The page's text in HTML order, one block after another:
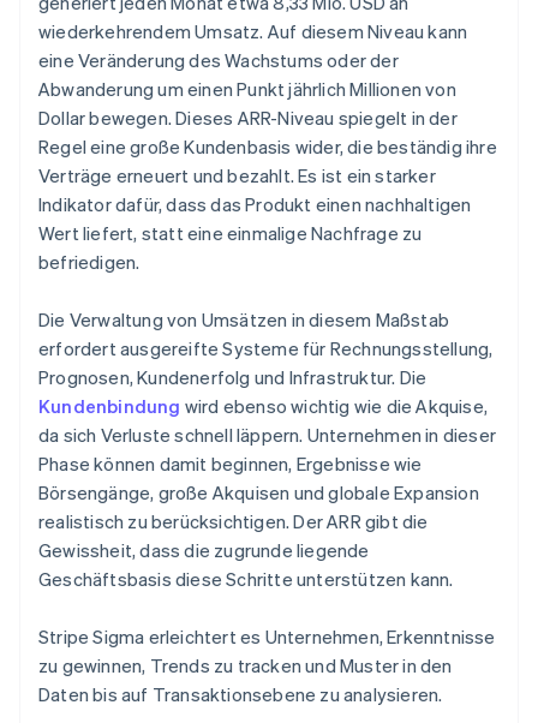
wiederkehrendem Umsatz. Auf diesem Niveau kann
eine Veränderung des Wachstums oder der
Abwanderung um einen Punkt jährlich Millionen von
Dollar bewegen. Dieses ARR-Niveau spiegelt in der
Regel eine große Kundenbasis wider, die beständig ihre
Verträge erneuert und bezahlt. Es ist ein starker
Indikator dafür, dass das Produkt einen nachhaltigen
Wert liefert, statt eine einmalige Nachfrage zu
befriedigen.
Die Verwaltung von Umsätzen in diesem Maßstab
erfordert ausgereifte Systeme für Rechnungsstellung,
Prognosen, Kundenerfolg und Infrastruktur. Die
Kundenbindung wird ebenso wichtig wie die Akquise,
da sich Verluste schnell läppern. Unternehmen in dieser
Phase können damit beginnen, Ergebnisse wie
Börsengänge, große Akquisen und globale Expansion
realistisch zu berücksichtigen. Der ARR gibt die
Gewissheit, dass die zugrunde liegende
Geschäftsbasis diese Schritte unterstützen kann.
Stripe Sigma erleichtert es Unternehmen, Erkenntnisse
zu gewinnen, Trends zu tracken und Muster in den
Daten bis auf Transaktionsebene zu analysieren.